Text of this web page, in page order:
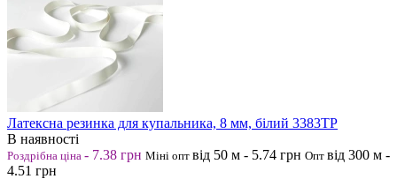
Латексна резинка для купальника, 8 мм, білий 3383ТР
В наявності
Роздрібна ціна - 7.38 грн Міні опт від 50 м - 5.74 грн Опт від 300 м -
4.51 грн